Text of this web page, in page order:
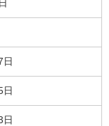
日
日
日